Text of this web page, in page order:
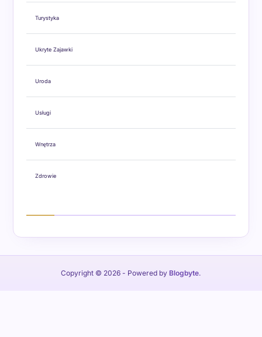
Turystyka
Ukryte Zajawki
Uroda
Usługi
Wnętrza
Zdrowie
Copyright © 2026 - Powered by Blogbyte.